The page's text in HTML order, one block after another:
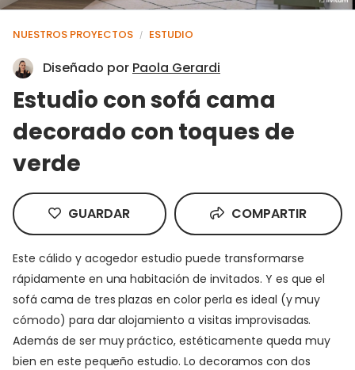
NUESTROS PROYECTOS / ESTUDIO
Diseñado por Paola Gerardi
Estudio con sofá cama
decorado con toques de
verde
GUARDAR COMPARTIR
Este cálido y acogedor estudio puede transformarse
rápidamente en una habitación de invitados. Y es que el
sofá cama de tres plazas en color perla es ideal (y muy
cómodo) para dar alojamiento a visitas improvisadas.
Además de ser muy práctico, estéticamente queda muy
bien en este pequeño estudio. Lo decoramos con dos